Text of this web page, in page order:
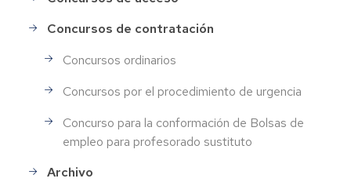
Concursos de contratación
Concursos ordinarios
Concursos por el procedimiento de urgencia
Concurso para la conformación de Bolsas de
empleo para profesorado sustituto
Archivo